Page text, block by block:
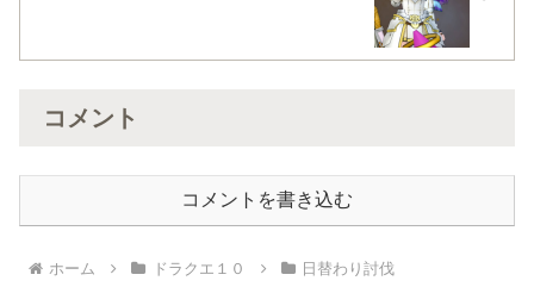
コメント
コメントを書き込む
ホーム ドラクエ１０ 日替わり討伐